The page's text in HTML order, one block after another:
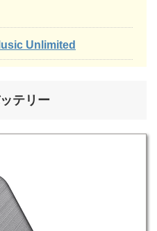
Unlimited
テリー